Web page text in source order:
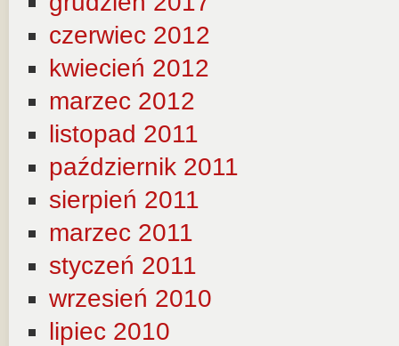
czerwiec 2012
kwiecień 2012
marzec 2012
listopad 2011
październik 2011
sierpień 2011
marzec 2011
styczeń 2011
wrzesień 2010
lipiec 2010